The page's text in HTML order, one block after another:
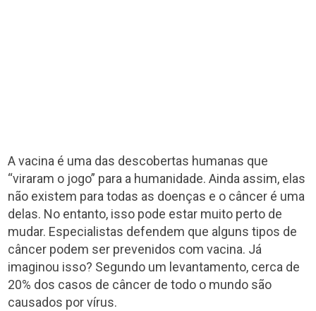
A vacina é uma das descobertas humanas que
“viraram o jogo” para a humanidade. Ainda assim, elas
não existem para todas as doenças e o câncer é uma
delas. No entanto, isso pode estar muito perto de
mudar. Especialistas defendem que alguns tipos de
câncer podem ser prevenidos com vacina. Já
imaginou isso? Segundo um levantamento, cerca de
20% dos casos de câncer de todo o mundo são
causados por vírus.